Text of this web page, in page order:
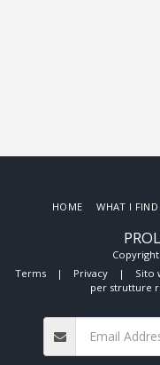
Terms| Privacy| Sito
per strutture
HOME WHAT I FIND